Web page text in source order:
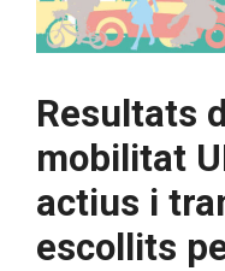
Resultats
mobilitat
actius i
escollits